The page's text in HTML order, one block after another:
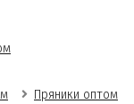
Пряники оптом